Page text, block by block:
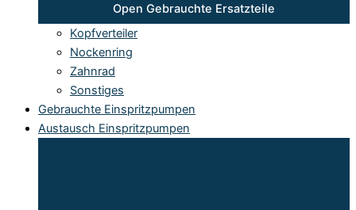
Open Gebrauchte Ersatzteile
Kopfverteiler
Nockenring
Zahnrad
Sonstiges
Gebrauchte Einspritzpumpen
Austausch Einspritzpumpen